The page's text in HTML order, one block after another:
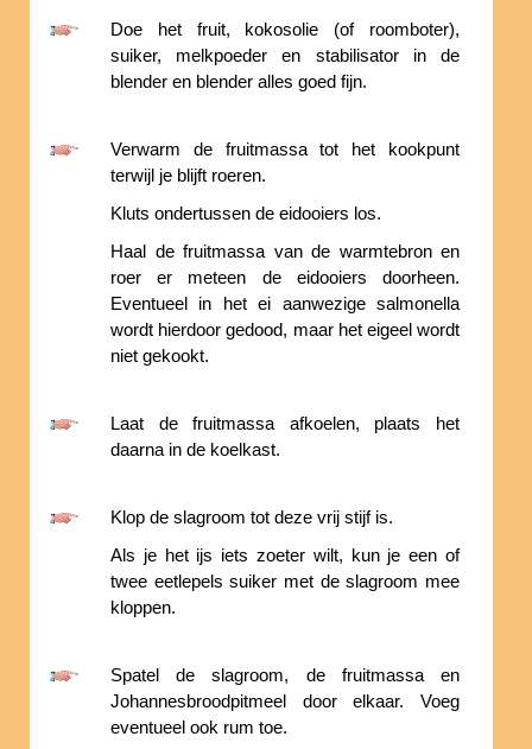
Doe het fruit, kokosolie (of roomboter),
suiker, melkpoeder en stabilisator in de
blender en blender alles goed fijn.
Verwarm de fruitmassa tot het kookpunt
terwijl je blijft roeren.
Kluts ondertussen de eidooiers los.
Haal de fruitmassa van de warmtebron en
roer er meteen de eidooiers doorheen.
Eventueel in het ei aanwezige salmonella
wordt hierdoor gedood, maar het eigeel wordt
niet gekookt.
Laat de fruitmassa afkoelen, plaats het
daarna in de koelkast.
Klop de slagroom tot deze vrij stijf is.
Als je het ijs iets zoeter wilt, kun je een of
twee eetlepels suiker met de slagroom mee
kloppen.
Spatel de slagroom, de fruitmassa en
Johannesbroodpitmeel door elkaar. Voeg
eventueel ook rum toe.